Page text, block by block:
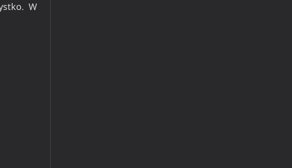
W